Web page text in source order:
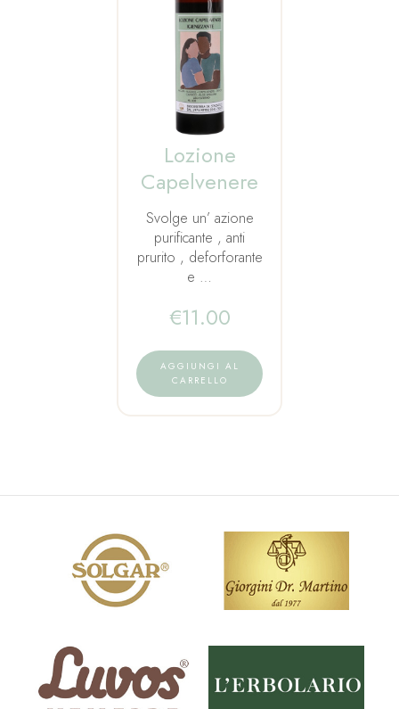
Lozione
Capelvenere
Svolge un’ azione
purificante , anti
prurito , deforforante
e …
€11.00
AGGIUNGI AL
CARRELLO